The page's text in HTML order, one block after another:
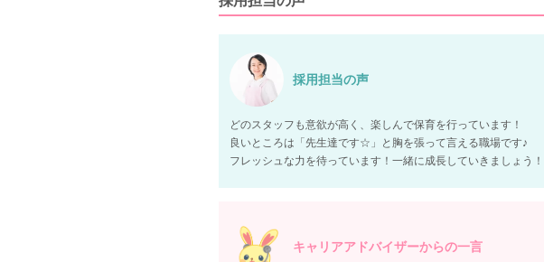
採用担当の声
どのスタッフも意欲が高く、楽しんで保育を行っています！
良いところは「先生達です☆」と胸を張って言える職場です♪
フレッシュな力を待っています！一緒に成長していきましょう！
キャリアアドバイザーからの一言